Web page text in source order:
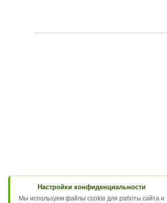
Настройки конфиденциальности
Мы используем файлы cookie для работы сайта и